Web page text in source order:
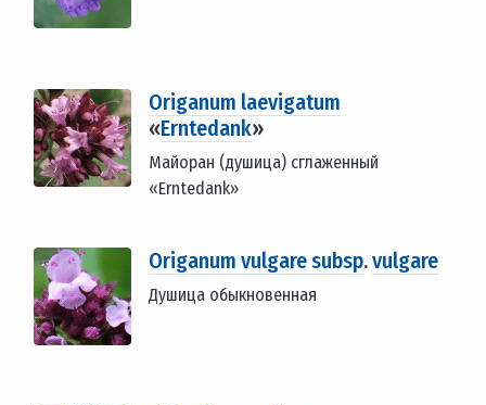
Origanum laevigatum
«Erntedank»
Майоран (душица) сглаженный
«Erntedank»
Origanum vulgare subsp.vulgare
Душица обыкновенная